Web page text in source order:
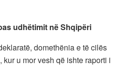
udhëtimit në Shqipëri
domethënia e të cilës
u mor vesh që ishte raporti i